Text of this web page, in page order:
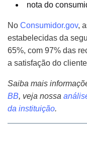
nota do
No Consumidor.gov,
estabelecidas da
65%, com 97% das
a satisfação do
Saiba mais
BB, veja nossa
da instituição.